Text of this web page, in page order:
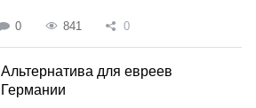
0 841 0
Альтернатива для евреев
Германии